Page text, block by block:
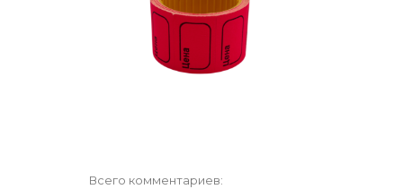
Всего комментариев: